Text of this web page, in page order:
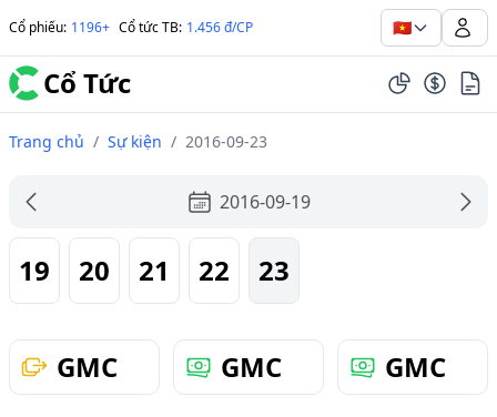
Cổ phiếu: 1196+ Cổ tức TB: 1.456 đ/CP 🇻🇳
Cổ Tức
Trang chủ / Sự kiện / 2016-09-23
2016-09-19
19 20 21 22 23
GMC GMC GMC